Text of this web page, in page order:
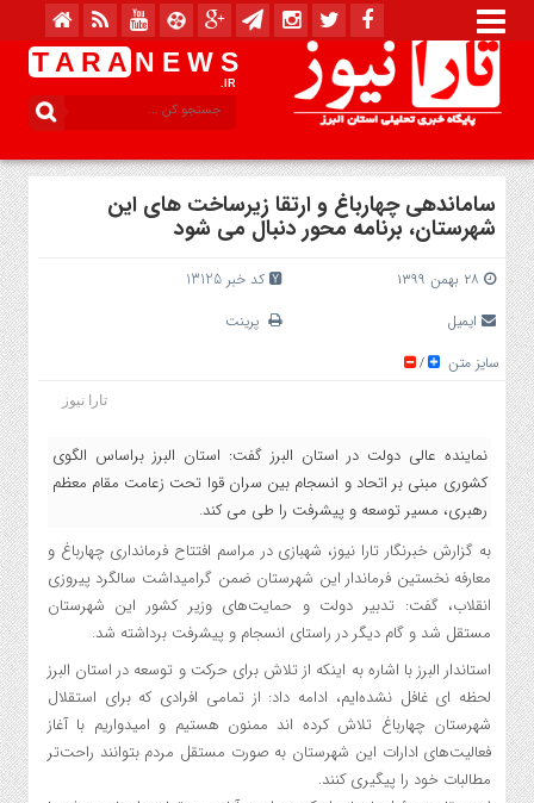
T A R A N E W S
.IR
ساماندهی چهارباغ و ارتقا زیرساخت های این
شهرستان، برنامه محور دنبال می شود
۲۸ بهمن ۱۳۹۹
کد خبر 13125
ایمیل
پرینت
سایز متن
/
تارا نیوز
نماینده عالی دولت در استان البرز گفت: استان البرز براساس الگوی
کشوری مبنی بر اتحاد و انسجام بین سران قوا تحت زعامت مقام معظم
رهبری، مسیر توسعه و پیشرفت را طی می کند.
به گزارش خبرنگار تارا نیوز، شهبازی در مراسم افتتاح فرمانداری چهارباغ و
معارفه نخستین فرماندار این شهرستان ضمن گرامیداشت سالگرد پیروزی
انقلاب، گفت: تدبیر دولت و حمایت‌های وزیر کشور این شهرستان
مستقل شد و گام دیگر در راستای انسجام و پیشرفت برداشته شد.
استاندار البرز با اشاره به اینکه از تلاش برای حرکت و توسعه در استان البرز
لحظه ای غافل نشده‌ایم، ادامه داد: از تمامی افرادی که برای استقلال
شهرستان چهارباغ تلاش کرده ‌اند ممنون هستیم و امیدواریم با آغاز
فعالیت‌های ادارات این شهرستان به صورت مستقل مردم بتوانند راحت‌تر
مطالبات خود را پیگیری کنند.